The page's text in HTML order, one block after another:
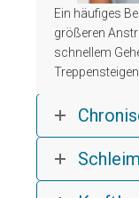
Ein häufiges
größeren
schnellem
Treppensteigen.